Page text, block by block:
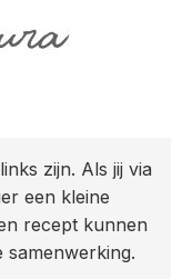
zijn. Als jij via
een kleine
recept kunnen
samenwerking.